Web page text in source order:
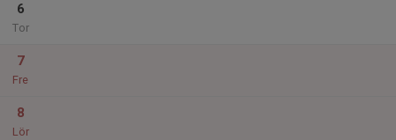
6
Tor
7
Fre
8
Lör